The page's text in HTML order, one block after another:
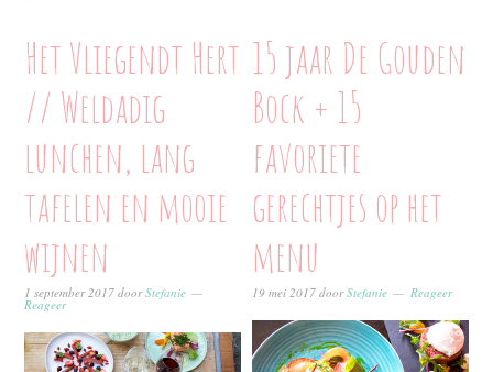
Het Vliegendt Hert
// Weldadig
lunchen, lang
tafelen en mooie
wijnen
1 september 2017 doorStefanie
Reageer
15 jaar De Gouden
Bock + 15
favoriete
gerechtjes op het
menu
19 mei 2017 doorStefanie Reageer